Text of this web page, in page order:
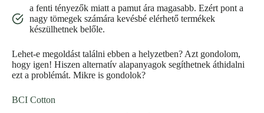
a fenti tényezők miatt a pamut ára magasabb. Ezért pont a
nagy tömegek számára kevésbé elérhető termékek
készülhetnek belőle.
Lehet-e megoldást találni ebben a helyzetben? Azt gondolom,
hogy igen! Hiszen alternatív alapanyagok segíthetnek áthidalni
ezt a problémát. Mikre is gondolok?
BCI Cotton